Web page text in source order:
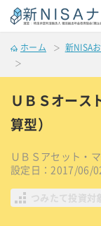
ホーム 新NISA
ＵＢＳオース
算型）
ＵＢＳアセット・
設定日：2017/06/
つみたて投資対